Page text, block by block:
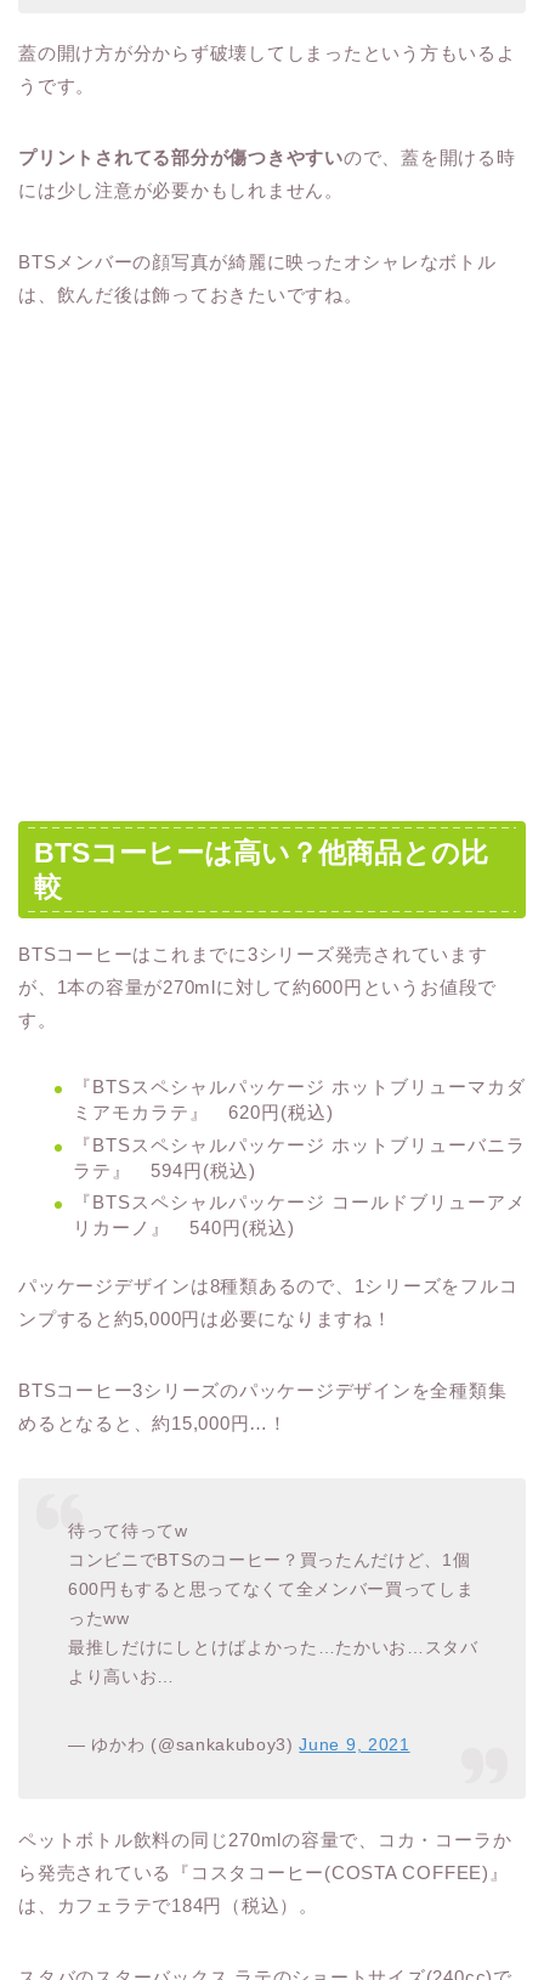
蓋の開け方が分からず破壊してしまったという方もいるよ
うです。
プリントされてる部分が傷つきやすいので、蓋を開ける時
には少し注意が必要かもしれません。
BTSメンバーの顔写真が綺麗に映ったオシャレなボトル
は、飲んだ後は飾っておきたいですね。
BTSコーヒーは高い？他商品との比
較
BTSコーヒーはこれまでに3シリーズ発売されています
が、1本の容量が270mlに対して約600円というお値段で
す。
『BTSスペシャルパッケージ ホットブリューマカダ
ミアモカラテ』 620円(税込)
『BTSスペシャルパッケージ ホットブリューバニラ
ラテ』 594円(税込)
『BTSスペシャルパッケージ コールドブリューアメ
リカーノ』 540円(税込)
パッケージデザインは8種類あるので、1シリーズをフルコ
ンプすると約5,000円は必要になりますね！
BTSコーヒー3シリーズのパッケージデザインを全種類集
めるとなると、約15,000円…！
待って待ってw
コンビニでBTSのコーヒー？買ったんだけど、1個
600円もすると思ってなくて全メンバー買ってしま
ったww
最推しだけにしとけばよかった…たかいお…スタバ
より高いお…
— ゆかわ (@sankakuboy3)June 9, 2021
ペットボトル飲料の同じ270mlの容量で、コカ・コーラか
ら発売されている『コスタコーヒー(COSTA COFFEE)』
は、カフェラテで184円（税込）。